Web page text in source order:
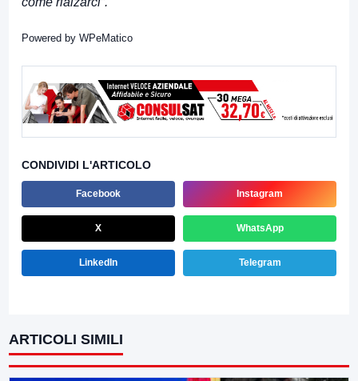
Powered by WPeMatico
CONDIVIDI L'ARTICOLO
Facebook Instagram
X WhatsApp
LinkedIn Telegram
ARTICOLI SIMILI